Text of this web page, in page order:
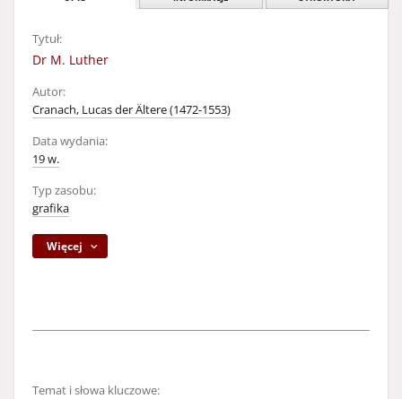
Tytuł:
Dr M. Luther
Autor:
Cranach, Lucas der Ältere (1472-1553)
Data wydania:
19 w.
Typ zasobu:
grafika
Więcej
Temat i słowa kluczowe: